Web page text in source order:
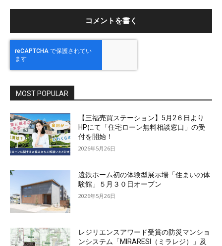
MOST POPULAR
【三福売買ステーション】5月2６日より
HPにて「住宅ローン無料相談窓口」の受
付を開始！
2026年5月26日
遠鉄ホーム初の体験型展示場「住まいの体
験館」５月３０日オープン
2026年5月26日
レジリエンスアワード受賞の防災マンショ
ンシステム「MIRARESI（ミラレジ）」及